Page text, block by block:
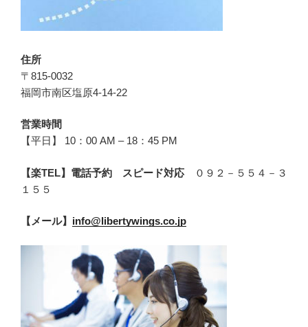
住所
〒815-0032
福岡市南区塩原4-14-22
営業時間
【平日】 10：00 AM – 18：45 PM
【楽TEL】電話予約 スピード対応
０９２－５５４－３
１５５
【メール】 info@libertywings.co.jp